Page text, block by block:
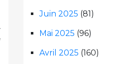
Juin 2025 (81)
Mai 2025 (96)
Avril 2025 (160)